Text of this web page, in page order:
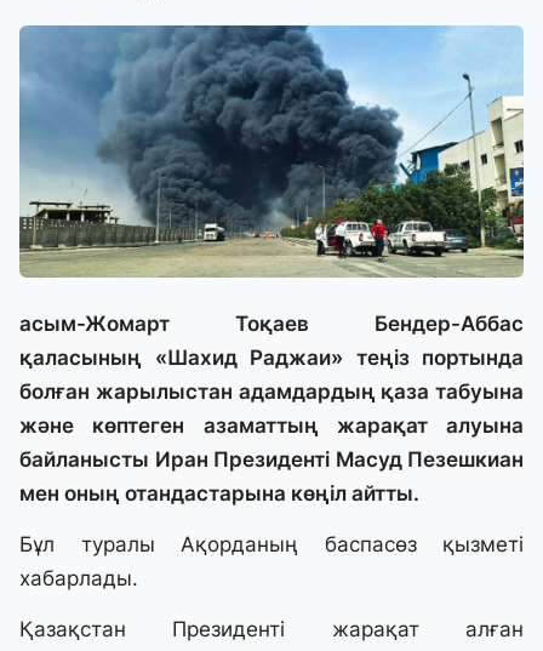
асым-Жомарт Тоқаев Бендер-Аббас
қаласының «Шахид Раджаи» теңіз портында
болған жарылыстан адамдардың қаза табуына
және көптеген азаматтың жарақат алуына
байланысты Иран Президенті Масуд Пезешкиан
мен оның отандастарына көңіл айтты.
Бұл туралы Ақорданың баспасөз қызметі
хабарлады.
Қазақстан Президенті жарақат алған